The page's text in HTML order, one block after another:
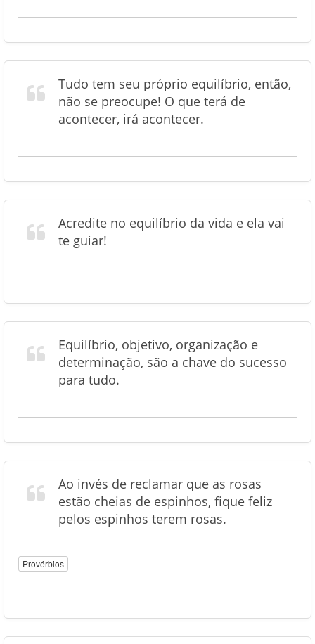
Tudo tem seu próprio equilíbrio, então,
não se preocupe! O que terá de
acontecer, irá acontecer.
Acredite no equilíbrio da vida e ela vai
te guiar!
Equilíbrio, objetivo, organização e
determinação, são a chave do sucesso
para tudo.
Ao invés de reclamar que as rosas
estão cheias de espinhos, fique feliz
pelos espinhos terem rosas.
Provérbios